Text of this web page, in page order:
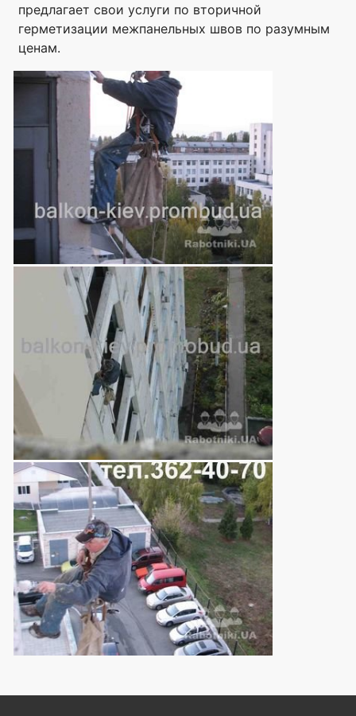
предлагает свои услуги по вторичной
герметизации межпанельных швов по разумным
ценам.